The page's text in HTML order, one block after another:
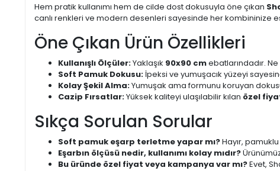
Hem pratik kullanımı hem de cilde dost dokusuyla öne çıkan
canlı renkleri ve modern desenleri sayesinde her kombininize
Öne Çıkan Ürün Özellikleri
Kullanışlı Ölçüler:Yaklaşık 90x90 cmebatlarındadır.
Soft Pamuk Dokusu: İpeksi ve yumuşacık yüzeyi
Kolay Şekil Alma:Yumuşak ama formunu koruyan
Cazip Fırsatlar:Yüksek kaliteyi ulaşılabilir kılan özel
Sıkça Sorulan Sorular
Soft pamuk eşarp terletme yapar mı?Hayır,
Eşarbın ölçüsü nedir, kullanımı kolay mıdır?
Bu üründe özel fiyat veya kampanya var mı?Evet,